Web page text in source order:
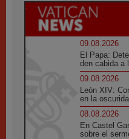
09.08.2026
El Papa:
den cabida a
09.08.2026
León XIV:
en la
08.08.2026
En Castel
sobre el